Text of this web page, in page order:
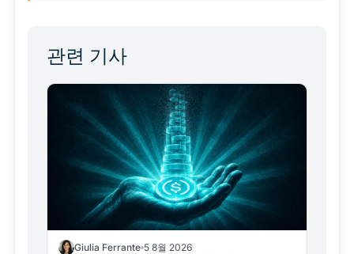
관련 기사
Giulia Ferrante 5 8월 2026